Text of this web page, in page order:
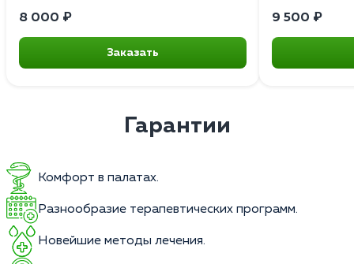
8 000 ₽
Заказать
9 500 ₽
Гарантии
Комфорт в палатах.
Разнообразие терапевтических программ.
Новейшие методы лечения.